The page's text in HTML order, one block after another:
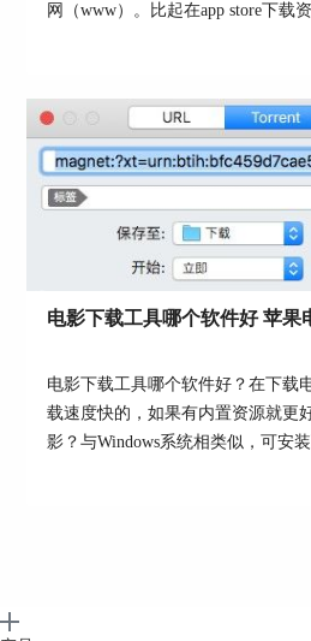
在Folx下载设置弹窗界面，我
择视频保存路径。通过“开始
图7：下载列
如果下载开启后提示下载失
刻Folx会自动选择下载源，
后，右键已完成任务，单击“
网（www）。比起在app store下载
载工具在网络上下载。那么，mac
电影下载工具哪个软件好 苹果
电影下载工具哪个软件好？在下载
载速度快的，如果有内置资源就更
影？与Windows系统相类似，可安
的资源，如果软件有内置资源，也